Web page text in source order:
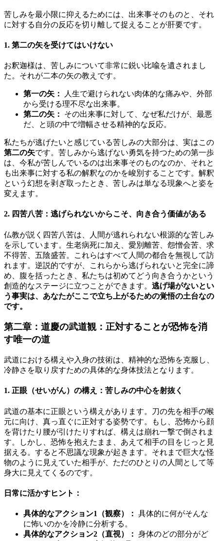
苦しみを最小限に抑えるためには、出来事そのものと、それ
に対する自分の反応を切り離して捉えることが肝要です。
1. 第二の矢を受けてはいけない
お釈迦様は、苦しみについて非常に鋭い比喩を遺されまし
た。それが二本の矢の教えです。
第一の矢：
人生で避けられない肉体的な痛みや、外部
から受ける理不尽な出来事。
第二の矢：
その出来事に対して、なぜ私だけが、最悪
だ、と頭の中で増幅させる精神的な反応。
私たちが逃げたいと感じている苦しみの大部分は、実はこの
第二の矢です。苦しみから逃げない勇気を持つための第一歩
は、今私が苦しんでいるのは出来事そのものなのか、それと
も出来事に対する私の解釈なのかを峻別することです。解釈
という幻想を剥ぎ取ったとき、苦しみは単なる現象へと姿を
変えます。
2. 四苦八苦：逃げられないからこそ、向き合う価値がある
仏教が説く四苦八苦は、人間が逃れられない根源的な苦しみ
を示しています。生老病死に加え、愛別離苦、怨憎会苦、求
不得苦、五陰盛苦。これらはすべて人間の都合を無視して訪
れます。逆説的ですが、これらから逃げられないと完全に諦
め、腹を括ったとき、私たちは初めてどう向き合うかという
創造的なステージに立つことができます。 逃げ場がないとい
う事実は、あなたがここで立ち上がるための覚悟の土台なの
です。
第二章：道慶の武道観：正対することが恐怖を消
す唯一の道
武道における構えや入身の技術は、精神的な恐怖を克服し、
冷静さを取り戻すための具体的な身体技法となります。
1. 正眼（せいがん）の構え：苦しみの中心を射抜く
武道の基本に正眼という構えがあります。刀の先を相手の喉
元に向け、真っ直ぐに正対する姿勢です。もし、恐怖から顔
を背けたり腰が引けたりすれば、構えは崩れ一撃で倒されま
す。しかし、恐怖を抱えたまま、あえて相手の目をじっと見
据える。すると不思議な現象が起きます。それまで巨大な怪
物のように見えていた相手が、ただのひとりの人間として等
身大に見えてくるのです。
日常に活かすヒント：
具体的なアクション1（観察）： 具体的に何がそんな
に怖いのかを冷静に分析する。
具体的なアクション2（直視）： 身体のどの部分がど